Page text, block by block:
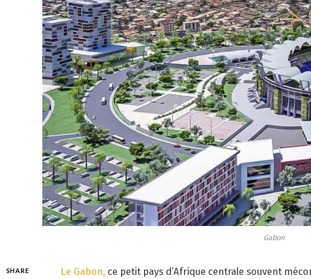
Gabon
SHARE Le Gabon, ce petit pays d’Afrique centrale souvent